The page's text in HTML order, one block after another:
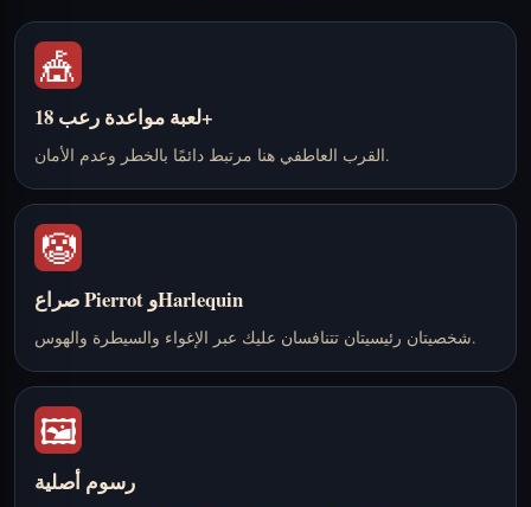
🎪
لعبة مواعدة رعب 18+
القرب العاطفي هنا مرتبط دائمًا بالخطر وعدم الأمان.
🤡
صراع Pierrot وHarlequin
شخصيتان رئيسيتان تتنافسان عليك عبر الإغواء والسيطرة والهوس.
🖼️
رسوم أصلية